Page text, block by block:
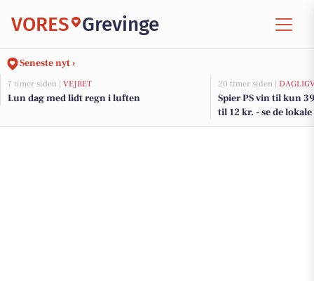
VORES Grevinge
Seneste nyt ›
7 timer siden | VEJRET
Lun dag med lidt regn i luften
20 timer siden |
Spier PS vin til kun
til 12 kr. - se de